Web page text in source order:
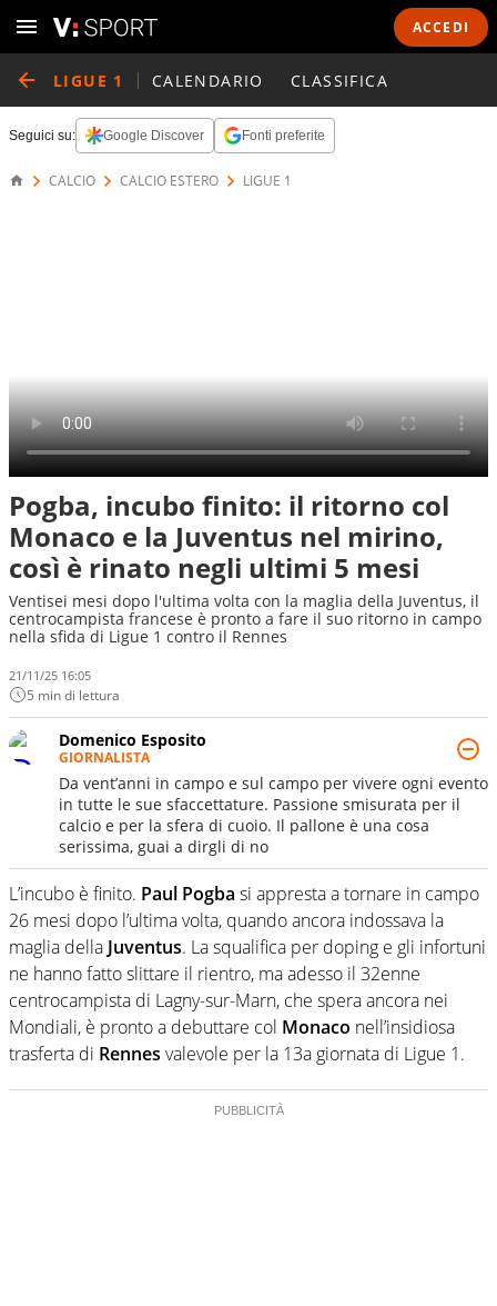
ACCEDI
LIGUE 1 CALENDARIO CLASSIFICA
Seguici su: Google Discover Fonti preferite
CALCIO CALCIO ESTERO LIGUE 1
Pogba, incubo finito: il ritorno col
Monaco e la Juventus nel mirino,
così è rinato negli ultimi 5 mesi
Ventisei mesi dopo l'ultima volta con la maglia della Juventus, il
centrocampista francese è pronto a fare il suo ritorno in campo
nella sfida di Ligue 1 contro il Rennes
21/11/25 16:05
5 min di lettura
Domenico Esposito
GIORNALISTA
Da vent’anni in campo e sul campo per vivere ogni evento
in tutte le sue sfaccettature. Passione smisurata per il
calcio e per la sfera di cuoio. Il pallone è una cosa
serissima, guai a dirgli di no
L’incubo è finito. Paul Pogba si appresta a tornare in campo
26 mesi dopo l’ultima volta, quando ancora indossava la
maglia della Juventus. La squalifica per doping e gli infortuni
ne hanno fatto slittare il rientro, ma adesso il 32enne
centrocampista di Lagny-sur-Marn, che spera ancora nei
Mondiali, è pronto a debuttare col Monaco nell’insidiosa
trasferta di Rennes valevole per la 13a giornata di Ligue 1.